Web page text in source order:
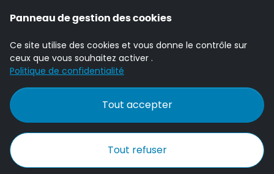
Panneau de gestion des cookies
Ce site utilise des cookies et vous donne le contrôle sur
ceux que vous souhaitez activer .
Politique de confidentialité
Tout accepter
Tout refuser